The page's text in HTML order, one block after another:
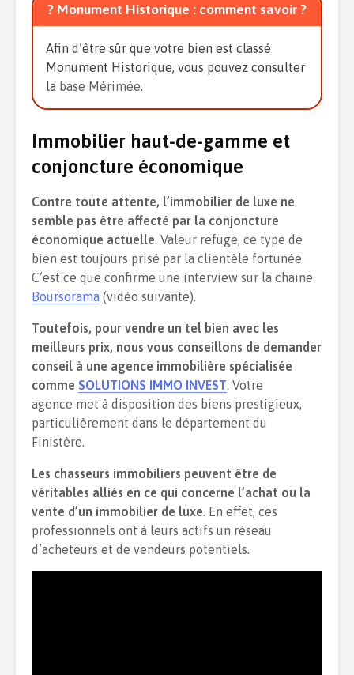
? Monument Historique : comment savoir ?
Afin d’être sûr que votre bien est classé
Monument Historique, vous pouvez consulter
la base Mérimée.
Immobilier haut-de-gamme et
conjoncture économique
Contre toute attente, l’immobilier de luxe ne
semble pas être affecté par la conjoncture
économique actuelle. Valeur refuge, ce type de
bien est toujours prisé par la clientèle fortunée.
C’est ce que confirme une interview sur la chaine
Boursorama (vidéo suivante).
Toutefois, pour vendre un tel bien avec les
meilleurs prix, nous vous conseillons de demander
conseil à une agence immobilière spécialisée
comme SOLUTIONS IMMO INVEST. Votre
agence met à disposition des biens prestigieux,
particulièrement dans le département du
Finistère.
Les chasseurs immobiliers peuvent être de
véritables alliés en ce qui concerne l’achat ou la
vente d’un immobilier de luxe. En effet, ces
professionnels ont à leurs actifs un réseau
d’acheteurs et de vendeurs potentiels.